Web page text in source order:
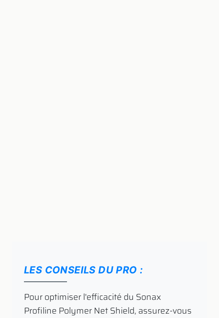
LES CONSEILS DU PRO :
​ Pour optimiser l'efficacité du Sonax
Profiline Polymer Net Shield, assurez-vous